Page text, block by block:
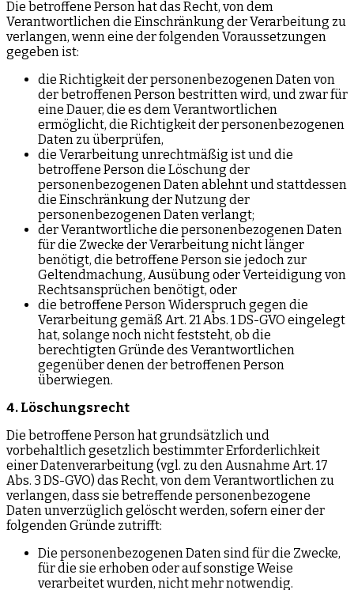
Die betroffene Person hat das Recht, von dem
Verantwortlichen die Einschränkung der Verarbeitung zu
verlangen, wenn eine der folgenden Voraussetzungen
gegeben ist:
die Richtigkeit der personenbezogenen Daten von
der betroffenen Person bestritten wird, und zwar für
eine Dauer, die es dem Verantwortlichen
ermöglicht, die Richtigkeit der personenbezogenen
Daten zu überprüfen,
die Verarbeitung unrechtmäßig ist und die
betroffene Person die Löschung der
personenbezogenen Daten ablehnt und stattdessen
die Einschränkung der Nutzung der
personenbezogenen Daten verlangt;
der Verantwortliche die personenbezogenen Daten
für die Zwecke der Verarbeitung nicht länger
benötigt, die betroffene Person sie jedoch zur
Geltendmachung, Ausübung oder Verteidigung von
Rechtsansprüchen benötigt, oder
die betroffene Person Widerspruch gegen die
Verarbeitung gemäß Art. 21 Abs. 1 DS-GVO eingelegt
hat, solange noch nicht feststeht, ob die
berechtigten Gründe des Verantwortlichen
gegenüber denen der betroffenen Person
überwiegen.
4. Löschungsrecht
Die betroffene Person hat grundsätzlich und
vorbehaltlich gesetzlich bestimmter Erforderlichkeit
einer Datenverarbeitung (vgl. zu den Ausnahme Art. 17
Abs. 3 DS-GVO) das Recht, von dem Verantwortlichen zu
verlangen, dass sie betreffende personenbezogene
Daten unverzüglich gelöscht werden, sofern einer der
folgenden Gründe zutrifft:
Die personenbezogenen Daten sind für die Zwecke,
für die sie erhoben oder auf sonstige Weise
verarbeitet wurden, nicht mehr notwendig.